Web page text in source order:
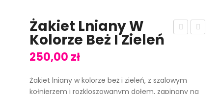
na
Żakiet Lniany W
Kolorze Beż I Zieleń
250,00 zł
Żakiet lniany w kolorze beż i zieleń, z szalowym
kołnierzem i rozkloszowanym dołem, zapinany na